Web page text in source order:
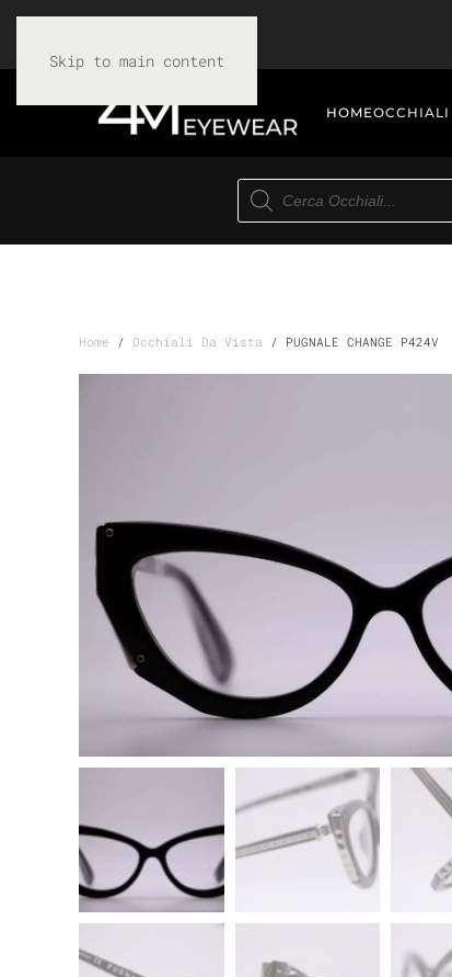
Skip to main content
HOME
Products
search
Home / Occhiali Da Vista / PUGNALE CHANGE P424V